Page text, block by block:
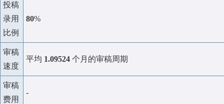
投稿
录用
比例
80%
审稿
速度
平均 1.09524 个月的审稿周期
审稿
费用
-